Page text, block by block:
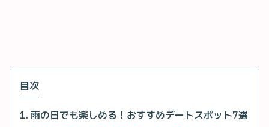
目次
雨の日でも楽しめる！おすすめデートスポット7選